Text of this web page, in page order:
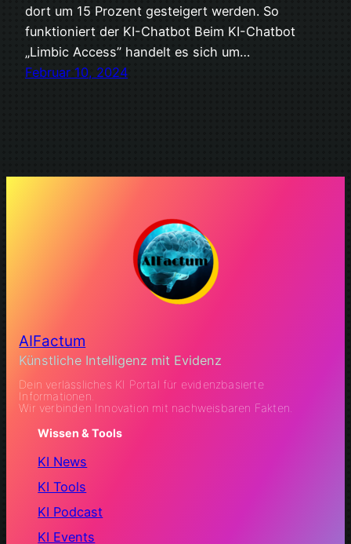
dort um 15 Prozent gesteigert werden. So
funktioniert der KI-Chatbot Beim KI-Chatbot
„Limbic Access” handelt es sich um…
Februar 10, 2024
AIFactum
Künstliche Intelligenz mit Evidenz
Dein verlässliches KI Portal für evidenzbasierte
Informationen.
Wir verbinden Innovation mit nachweisbaren Fakten.
Wissen & Tools
KI News
KI Tools
KI Podcast
KI Events